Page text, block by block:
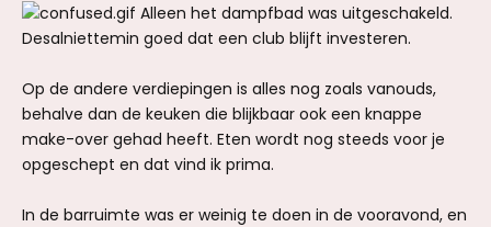
Alleen het dampfbad was uitgeschakeld.
Desalniettemin goed dat een club blijft investeren.
Op de andere verdiepingen is alles nog zoals vanouds,
behalve dan de keuken die blijkbaar ook een knappe
make-over gehad heeft. Eten wordt nog steeds voor je
opgeschept en dat vind ik prima.
In de barruimte was er weinig te doen in de vooravond, en